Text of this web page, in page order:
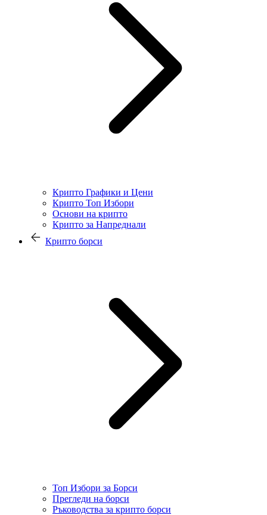
Крипто Графики и Цени
Крипто Топ Избори
Основи на крипто
Крипто за Напреднали
Крипто борси
Топ Избори за Борси
Прегледи на борси
Ръководства за крипто борси